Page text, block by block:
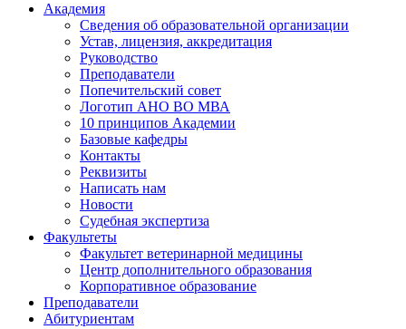
Академия
Сведения об образовательной организации
Устав, лицензия, аккредитация
Руководство
Преподаватели
Попечительский совет
Логотип АНО ВО МВА
10 принципов Академии
Базовые кафедры
Контакты
Реквизиты
Написать нам
Новости
Судебная экспертиза
Факультеты
Факультет ветеринарной медицины
Центр дополнительного образования
Корпоративное образование
Преподаватели
Абитуриентам